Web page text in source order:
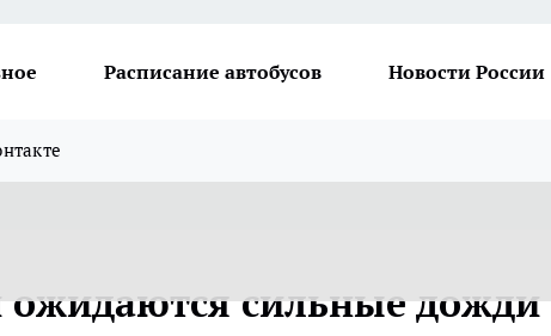
Расписание автобусов Новости России
ожидаются сильные дожди